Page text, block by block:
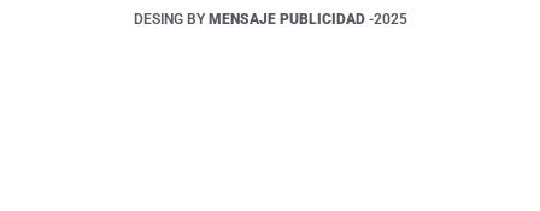
DESING BY MENSAJE PUBLICIDAD -2025